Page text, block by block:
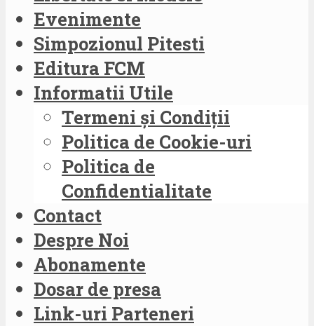
Evenimente
Simpozionul Pitesti
Editura FCM
Informatii Utile
Termeni și Condiții
Politica de Cookie-uri
Politica de
Confidentialitate
Contact
Despre Noi
Abonamente
Dosar de presa
Link-uri Parteneri